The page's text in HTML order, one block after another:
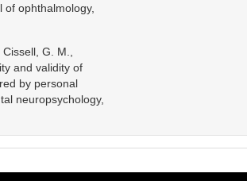
of ophthalmology,
Cissell, G. M.,
and validity of
by personal
neuropsychology,